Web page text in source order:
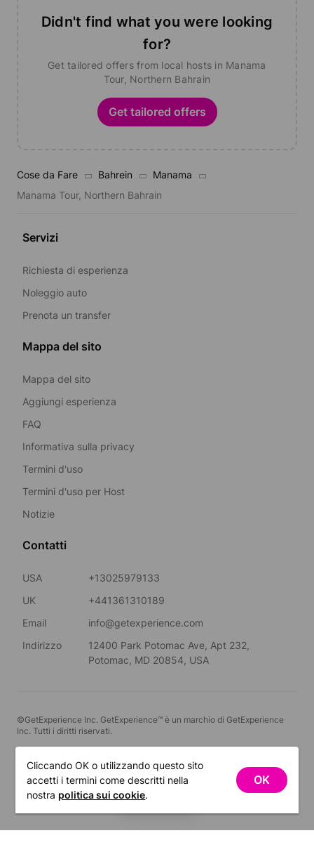
Didn't find what you were looking
for?
Get tailored offers from local hosts in Manama
Tour, Northern Bahrain
Get tailored offers
Cose da Fare Bahrein
Manama
Manama Tour, Northern Bahrain
Servizi
Richiesta di esperienza
Noleggio auto
Prenota un transfer
Mappa del sito
Mappa del sito
Aggiungi esperienza
FAQ
Informativa sulla privacy
Termini d'uso
Termini d'uso per Host
Notizie
Contatti
USA
+13025979133
UK
+441361310189
Email
info@getexperience.com
Indirizzo
12400 Park Potomac Ave, Apt 232,
Potomac, MD 20854, USA
©GetExperience Inc. GetExperience™ è un marchio di GetExperience
Inc. Tutti i diritti riservati.
Italiano
Cliccando OK o utilizzando questo sito
accetti i termini come descritti nella
nostra politica sui cookie.
OK